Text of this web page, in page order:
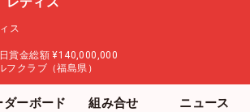
ス
賞金総額 ¥140,000,000
フクラブ（福島県）
ダーボード 組み合せ ニュース